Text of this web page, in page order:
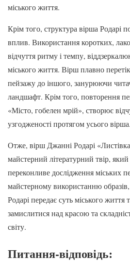
міського життя.
Крім того, структура вірша Родарі
вплив. Використання коротких,
відчуття ритму і темпу,
міського життя. Вірш плавно
пейзажу до іншого, занурюючи
ландшафт. Крім того, повторення
«Місто, гобелен мрій», створює
узгодженості протягом усього вірша.
Отже, вірш Джанні Родарі
майстерний літературний твір,
переконливе дослідження міських
майстерному використанню
Родарі передає суть міського життя
замислитися над красою та
світу.
Питання-відповідь: